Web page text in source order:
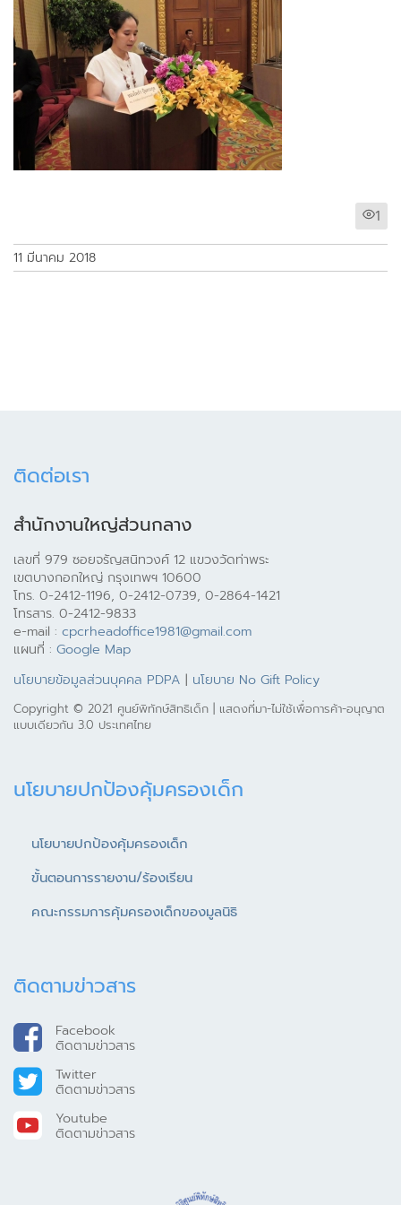
1
11 มีนาคม 2018
ติดต่อเรา
สำนักงานใหญ่ส่วนกลาง
เลขที่ 979 ซอยจรัญสนิทวงศ์ 12 แขวงวัดท่าพระ
เขตบางกอกใหญ่ กรุงเทพฯ 10600
โทร. 0-2412-1196, 0-2412-0739, 0-2864-1421
โทรสาร. 0-2412-9833
e-mail : cpcrheadoffice1981@gmail.com
แผนที่ : Google Map
นโยบายข้อมูลส่วนบุคคล PDPA | นโยบาย No Gift Policy
Copyright © 2021 ศูนย์พิทักษ์สิทธิเด็ก | แสดงที่มา-ไม่ใช้เพื่อการค้า-อนุญาต
แบบเดียวกัน 3.0 ประเทศไทย
นโยบายปกป้องคุ้มครองเด็ก
นโยบายปกป้องคุ้มครองเด็ก
ขั้นตอนการรายงาน/ร้องเรียน
คณะกรรมการคุ้มครองเด็กของมูลนิธิ
ติดตามข่าวสาร
Facebook
ติดตามข่าวสาร
Twitter
ติดตามข่าวสาร
Youtube
ติดตามข่าวสาร